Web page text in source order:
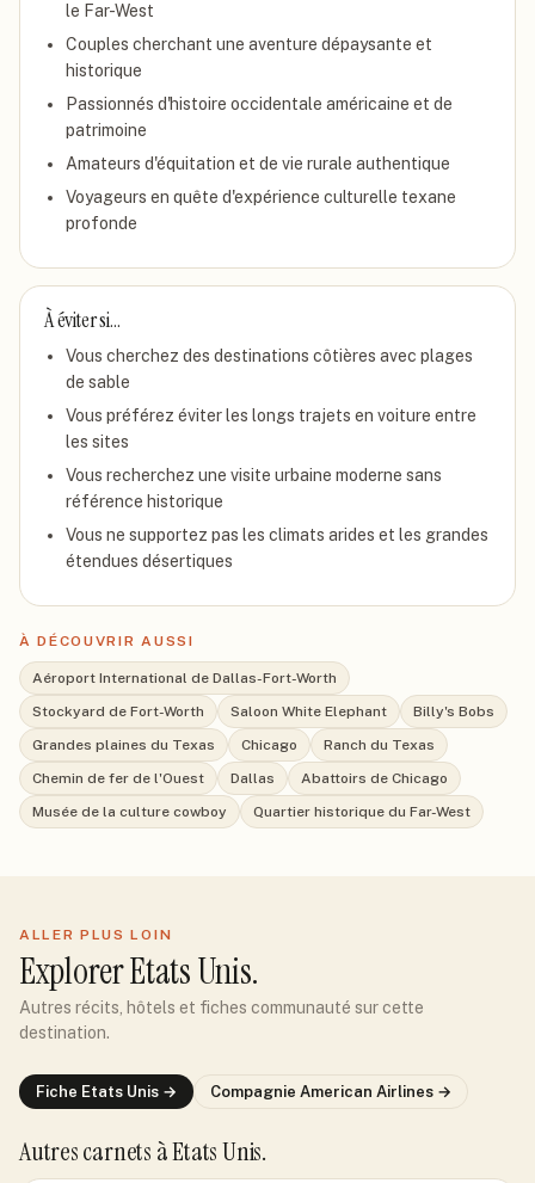
le Far-West
Couples cherchant une aventure dépaysante et
historique
Passionnés d'histoire occidentale américaine et de
patrimoine
Amateurs d'équitation et de vie rurale authentique
Voyageurs en quête d'expérience culturelle texane
profonde
À éviter si…
Vous cherchez des destinations côtières avec plages
de sable
Vous préférez éviter les longs trajets en voiture entre
les sites
Vous recherchez une visite urbaine moderne sans
référence historique
Vous ne supportez pas les climats arides et les grandes
étendues désertiques
À DÉCOUVRIR AUSSI
Aéroport International de Dallas-Fort-Worth
Stockyard de Fort-Worth
Saloon White Elephant
Billy's Bobs
Grandes plaines du Texas
Chicago
Ranch du Texas
Chemin de fer de l'Ouest
Dallas
Abattoirs de Chicago
Musée de la culture cowboy
Quartier historique du Far-West
ALLER PLUS LOIN
ExplorerEtats Unis.
Autres récits, hôtels et fiches communauté sur cette
destination.
Fiche Etats Unis → Compagnie American Airlines →
Autres carnets à Etats Unis.